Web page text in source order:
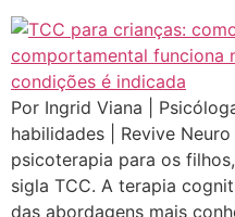
Por Ingrid Viana |
habilidades | Revive
psicoterapia para os
sigla TCC. A terapia
das abordagens mais